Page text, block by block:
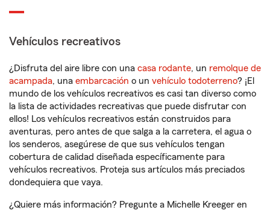
Vehículos recreativos
¿Disfruta del aire libre con una casa rodante, un remolque de
acampada, una embarcación o un vehículo todoterreno? ¡El
mundo de los vehículos recreativos es casi tan diverso como
la lista de actividades recreativas que puede disfrutar con
ellos! Los vehículos recreativos están construidos para
aventuras, pero antes de que salga a la carretera, el agua o
los senderos, asegúrese de que sus vehículos tengan
cobertura de calidad diseñada específicamente para
vehículos recreativos. Proteja sus artículos más preciados
dondequiera que vaya.
¿Quiere más información? Pregunte a Michelle Kreeger en